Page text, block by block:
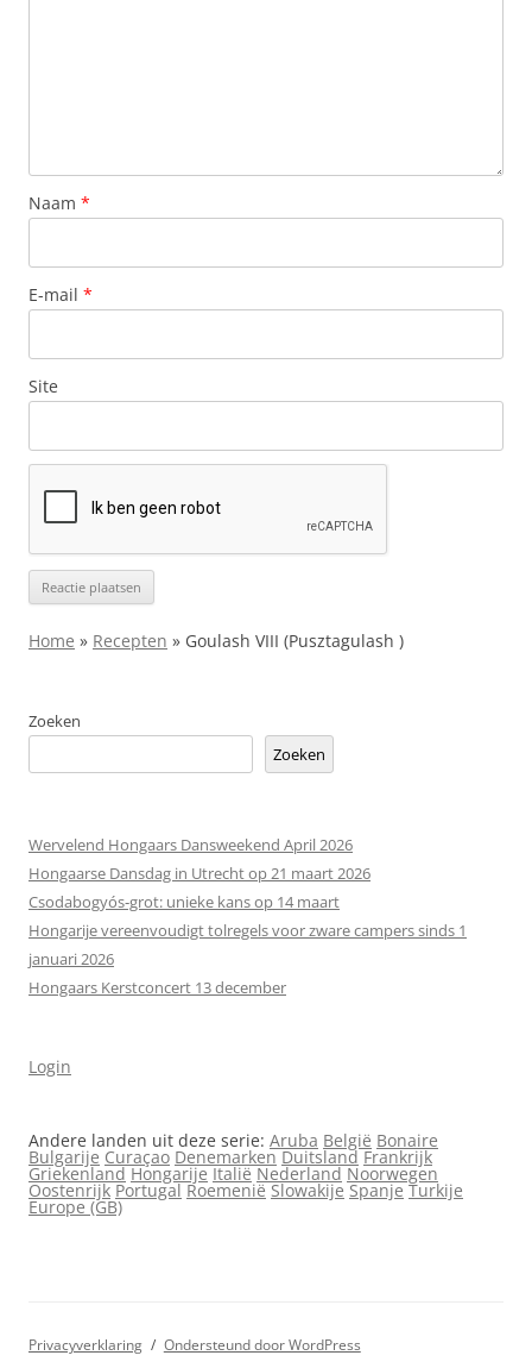
Naam *
E-mail *
Site
Home » Recepten » Goulash VIII (Pusztagulash )
Zoeken
Zoeken
Wervelend Hongaars Dansweekend April 2026
Hongaarse Dansdag in Utrecht op 21 maart 2026
Csodabogyós‑grot: unieke kans op 14 maart
Hongarije vereenvoudigt tolregels voor zware campers sinds 1
januari 2026
Hongaars Kerstconcert 13 december
Login
Andere landen uit deze serie: Aruba België Bonaire
Bulgarije Curaçao Denemarken Duitsland Frankrijk
Griekenland Hongarije Italië Nederland Noorwegen
Oostenrijk Portugal Roemenië Slowakije Spanje Turkije
Europe (GB)
Privacyverklaring Ondersteund door WordPress